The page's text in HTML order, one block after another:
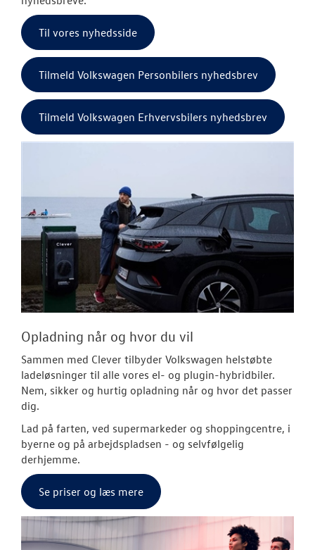
Til vores nyhedsside
Tilmeld Volkswagen Personbilers nyhedsbrev
Tilmeld Volkswagen Erhvervsbilers nyhedsbrev
Opladning når og hvor du vil
Sammen med Clever tilbyder Volkswagen helstøbte
ladeløsninger til alle vores el- og plugin-hybridbiler.
Nem, sikker og hurtig opladning når og hvor det passer
dig.
Lad på farten, ved supermarkeder og shoppingcentre, i
byerne og på arbejdspladsen - og selvfølgelig
derhjemme.
Se priser og læs mere